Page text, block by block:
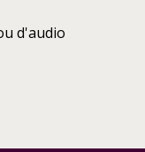
d'audio